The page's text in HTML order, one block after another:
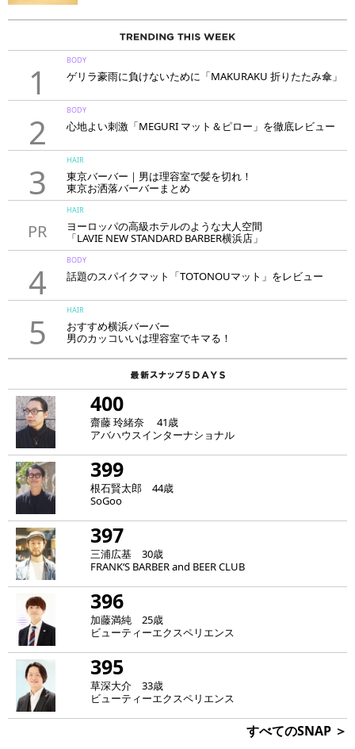
1
BODY
ゲリラ豪雨に負けないために「MAKURAKU 折りたたみ傘」
2
BODY
心地よい刺激「MEGURI マット＆ピロー」を徹底レビュー
3
HAIR
東京バーバー｜男は理容室で髪を切れ！
東京お洒落バーバーまとめ
PR
HAIR
ヨーロッパの高級ホテルのような大人空間
「LAVIE NEW STANDARD BARBER横浜店」
4
BODY
話題のスパイクマット「TOTONOUマット」をレビュー
5
HAIR
おすすめ横浜バーバー
男のカッコいいは理容室でキマる！
400
齋藤 玲緒奈 41歳
アバハウスインターナショナル
399
根石賢太郎 44歳
SoGoo
397
三浦広基 30歳
FRANK‘S BARBER and BEER CLUB
396
加藤満純 25歳
ビューティーエクスペリエンス
395
草深大介 33歳
ビューティーエクスペリエンス
すべてのSNAP ＞